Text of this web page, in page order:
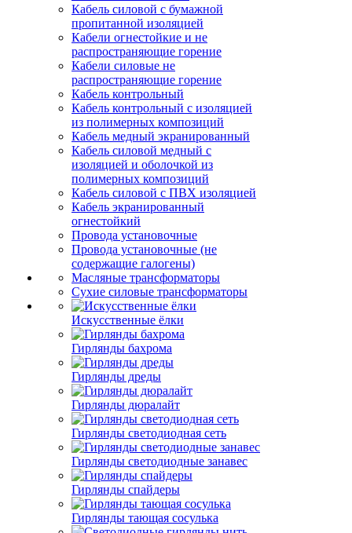
Кабель силовой с бумажной
пропитанной изоляцией
Кабели огнестойкие и не
распространяющие горение
Кабели силовые не
распространяющие горение
Кабель контрольный
Кабель контрольный с изоляцией
из полимерных композиций
Кабель медный экранированный
Кабель силовой медный с
изоляцией и оболочкой из
полимерных композиций
Кабель силовой с ПВХ изоляцией
Кабель экранированный
огнестойкий
Провода установочные
Провода установочные (не
содержащие галогены)
Масляные трансформаторы
Сухие силовые трансформаторы
Искусственные ёлки
Гирлянды бахрома
Гирлянды дреды
Гирлянды дюралайт
Гирлянды светодиодная сеть
Гирлянды светодиодные занавес
Гирлянды спайдеры
Гирлянды тающая сосулька